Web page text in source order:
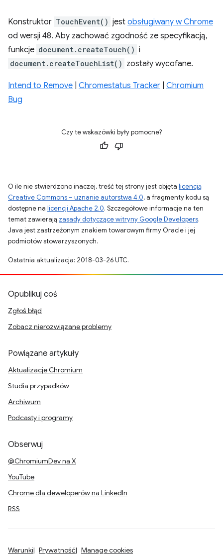
Konstruktor TouchEvent() jest obsługiwany w Chrome
od wersji 48. Aby zachować zgodność ze specyfikacją,
funkcje document.createTouch() i
document.createTouchList() zostały wycofane.
Intend to Remove Chromestatus Tracker Chromium
Bug
Czy te wskazówki były pomocne?
O ile nie stwierdzono inaczej, treść tej strony jest objęta licencją
Creative Commons – uznanie autorstwa 4.0, a fragmenty kodu są
dostępne na licencji Apache 2.0. Szczegółowe informacje na ten
temat zawierają zasady dotyczące witryny Google Developers.
Java jest zastrzeżonym znakiem towarowym firmy Oracle i jej
podmiotów stowarzyszonych.
Ostatnia aktualizacja: 2018-03-26 UTC.
Opublikuj coś
Zgłoś błąd
Zobacz nierozwiązane problemy
Powiązane artykuły
Aktualizacje Chromium
Studia przypadków
Archiwum
Podcasty i programy
Obserwuj
@ChromiumDev na X
YouTube
Chrome dla deweloperów na LinkedIn
RSS
Warunki Prywatność Manage cookies